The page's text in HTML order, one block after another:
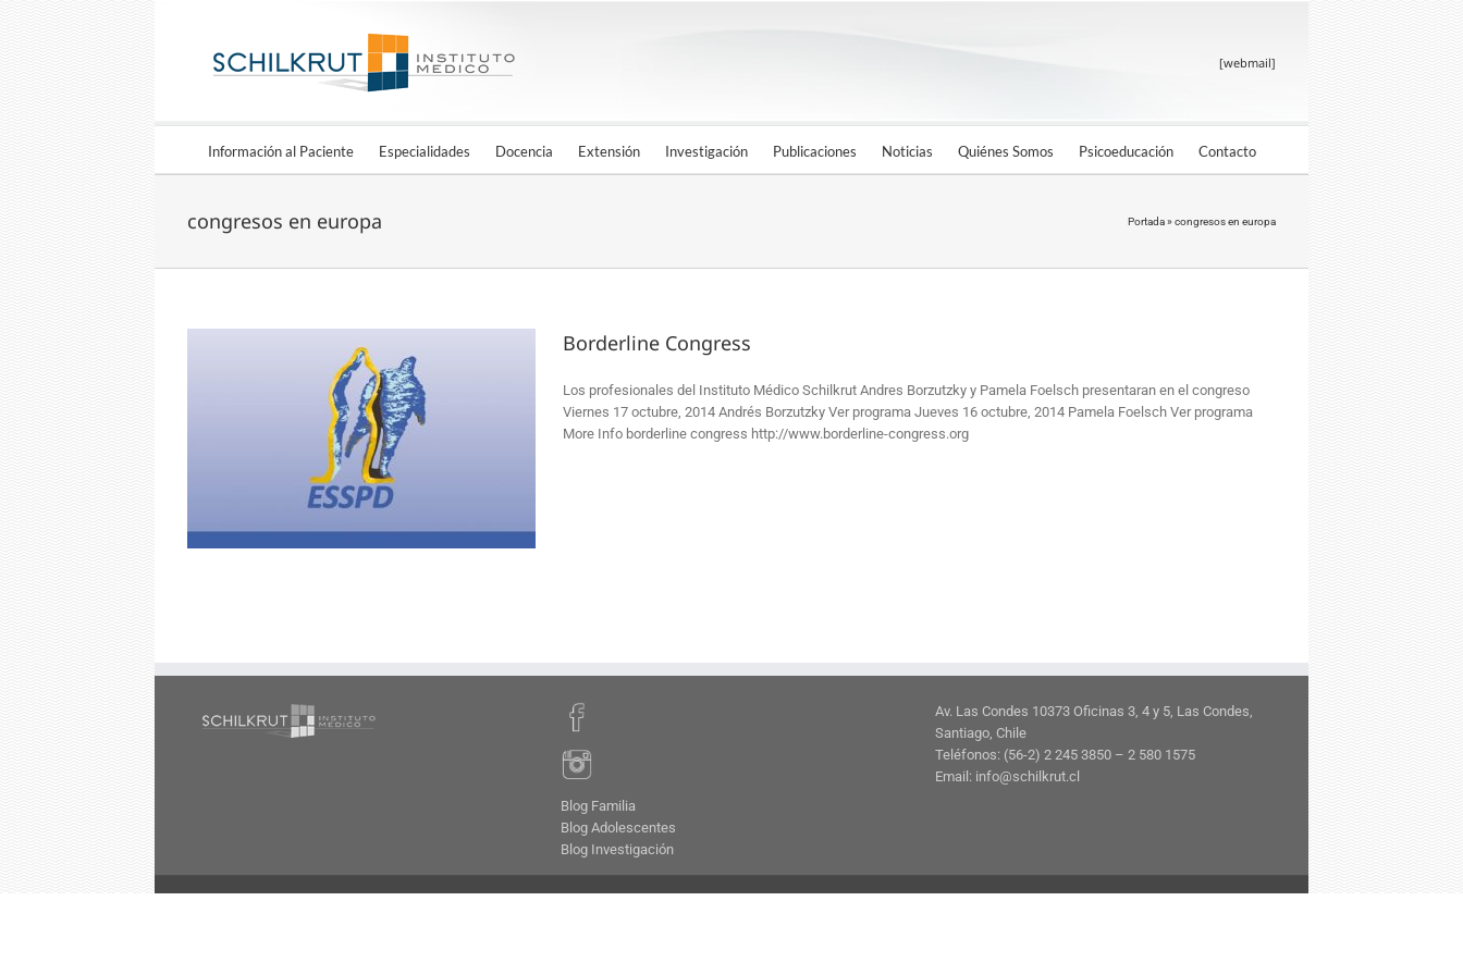
[webmail]
Información al Paciente Especialidades Docencia Extensión Investigación Publicaciones Noticias Quiénes Somos Psicoeducación Contacto
congresos en europa Portada» congresos en europa
Borderline Congress
Los profesionales del Instituto Médico Schilkrut Andres Borzutzky y Pamela Foelsch presentaran en el congreso
Viernes 17 octubre, 2014 Andrés Borzutzky Ver programa Jueves 16 octubre, 2014 Pamela Foelsch Ver programa
More Info borderline congress http://www.borderline-congress.org
Blog Familia
Blog Adolescentes
Blog Investigación
Av. Las Condes 10373 Oficinas 3, 4 y 5, Las Condes,
Santiago, Chile
Teléfonos: (56-2) 2 245 3850 – 2 580 1575
Email: info@schilkrut.cl